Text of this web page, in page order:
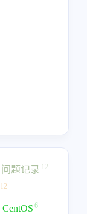
问题记录 12
12
CentOS 6